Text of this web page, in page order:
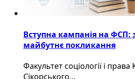
Вступна кампанія на ФСП:
майбутнє покликання
Факультет соціології і права
Сікорського...